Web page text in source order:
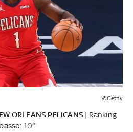
©Getty
ORLEANS PELICANS | Ranking
10°